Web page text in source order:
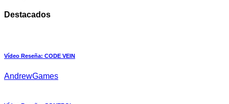
Destacados
Vídeo Reseña: CODE VEIN
AndrewGames